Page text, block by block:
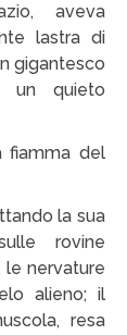
aveva
lastra di
gigantesco
un quieto
fiamma del
la sua
rovine
le nervature
alieno; il
resa